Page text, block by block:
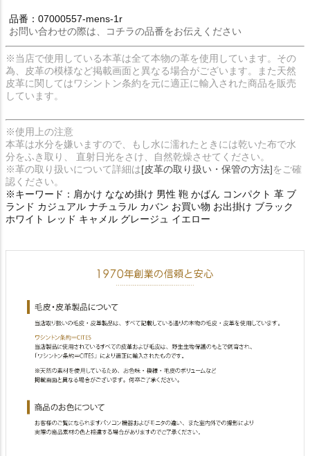
品番：07000557-mens-1r
お問い合わせの際は、コチラの品番をお伝えください
※当店で使用している本革は全て本物の革を使用しています。その
為、皮革の模様など掲載画面と異なる場合がございます。また天然
皮革に関してはワシントン条約を元に適正に輸入された商品を販売
しています。
※使用上の注意
本革は水分を嫌いますので、もし水に濡れたときには乾いた布で水
分をふき取り、 直射日光をさけ、自然乾燥させてください。
※革の取り扱いについて詳細は[皮革の取り扱い・保管の方法]をご確
認ください。
※キーワード：肩かけ ななめ掛け 男性 鞄 かばん コンパクト 革 ブ
ランド カジュアル ナチュラル カバン お買い物 お出掛け ブラック
ホワイト レッド キャメル グレージュ イエロー